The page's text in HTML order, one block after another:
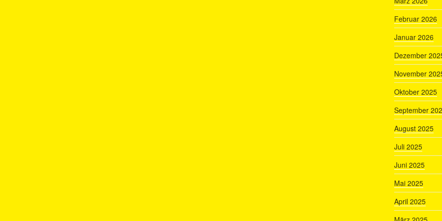
Februar 2026
Januar 2026
Dezember
November
Oktober 2025
September
August 2025
Juli 2025
Juni 2025
Mai 2025
April 2025